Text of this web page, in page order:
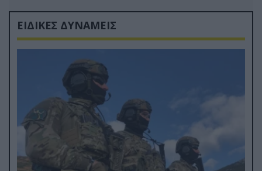
ΕΙΔΙΚΕΣ ΔΥΝΑΜΕΙΣ